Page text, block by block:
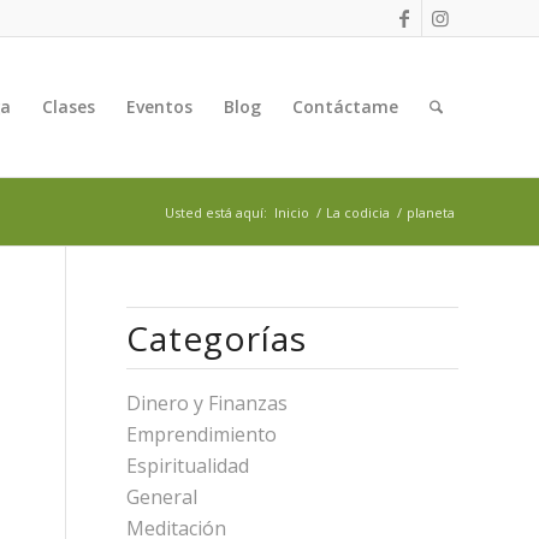
Clases Eventos Blog Contáctame
Usted está aquí: Inicio / La codicia / planeta
Categorías
Dinero y Finanzas
Emprendimiento
Espiritualidad
General
Meditación